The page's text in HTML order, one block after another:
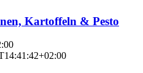
Kartoffeln & Pesto